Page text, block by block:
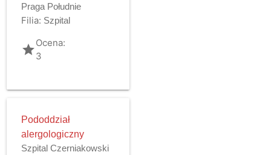
Praga Południe
Filia: Szpital
gradeOcena:
3
Pododdział
alergologiczny
Szpital Czerniakowski